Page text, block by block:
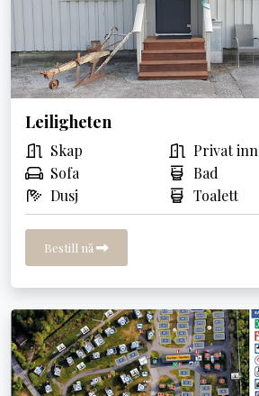
Leiligheten
Skap
Privat
Sofa
Bad
Dusj
Toalett
Bestill nå